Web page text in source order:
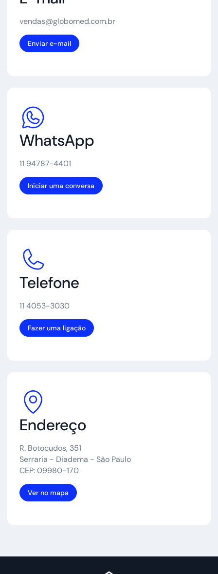
vendas@globomed.com.br
Enviar e-mail
WhatsApp
11 94787-4401
Iniciar uma conversa
Telefone
11 4053-3030
Fazer uma ligação
Endereço
R. Botocudos, 351
Serraria - Diadema - São Paulo
CEP: 09980-170
Ver no mapa